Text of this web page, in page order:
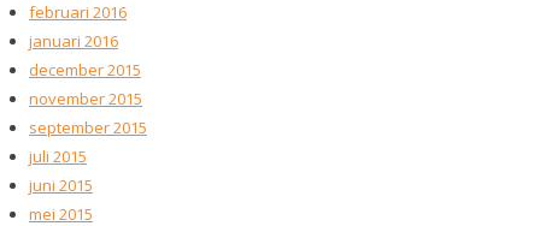
februari 2016
januari 2016
december 2015
november 2015
september 2015
juli 2015
juni 2015
mei 2015